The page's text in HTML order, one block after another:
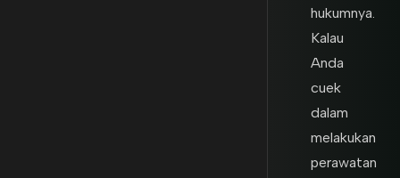
hukumnya.
Kalau
Anda
cuek
dalam
melakukan
perawatan